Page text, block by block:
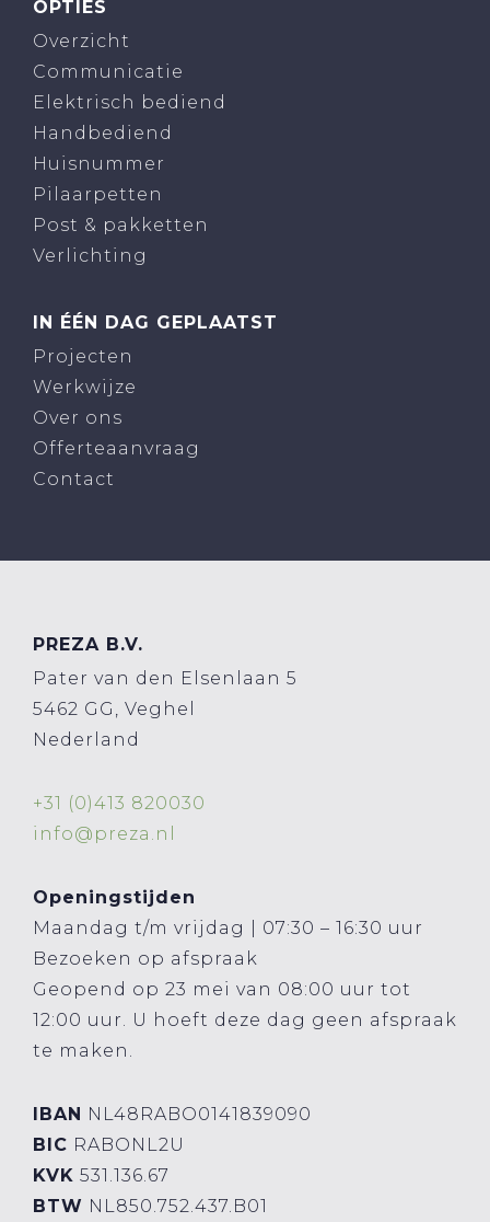
OPTIES
Overzicht
Communicatie
Elektrisch bediend
Handbediend
Huisnummer
Pilaarpetten
Post & pakketten
Verlichting
IN ÉÉN DAG GEPLAATST
Projecten
Werkwijze
Over ons
Offerteaanvraag
Contact
PREZA B.V.
Pater van den Elsenlaan 5
5462 GG, Veghel
Nederland
+31 (0)413 820030
info@preza.nl
Openingstijden
Maandag t/m vrijdag | 07:30 – 16:30 uur
Bezoeken op afspraak
Geopend op 23 mei van 08:00 uur tot
12:00 uur. U hoeft deze dag geen afspraak
te maken.
IBAN NL48RABO0141839090
BIC RABONL2U
KVK 531.136.67
BTW NL850.752.437.B01